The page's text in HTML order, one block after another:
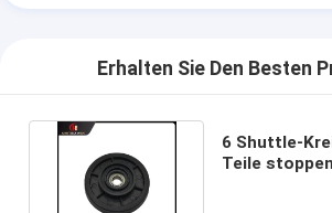
Erhalten Sie Den Besten
6 Shuttle-
Teile